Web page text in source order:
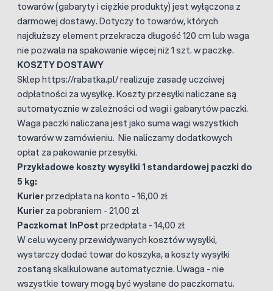
towarów (gabaryty i ciężkie produkty) jest wyłączona z
darmowej dostawy. Dotyczy to towarów, których
najdłuższy element przekracza długość 120 cm lub waga
nie pozwala na spakowanie więcej niż 1 szt. w paczkę.
KOSZTY DOSTAWY
Sklep https://rabatka.pl/ realizuje zasadę uczciwej
odpłatności za wysyłkę. Koszty przesyłki naliczane są
automatycznie w zależności od wagi i gabarytów paczki.
Waga paczki naliczana jest jako suma wagi wszystkich
towarów w zamówieniu. Nie naliczamy dodatkowych
opłat za pakowanie przesyłki.
Przykładowe koszty wysyłki 1 standardowej paczki do
5 kg:
Kurierprzedpłata na konto - 16,00 zł
Kurier za pobraniem - 21,00 zł
Paczkomat InPost przedpłata - 14,00 zł
W celu wyceny przewidywanych kosztów wysyłki,
wystarczy dodać towar do koszyka, a koszty wysyłki
zostaną skalkulowane automatycznie. Uwaga - nie
wszystkie towary mogą być wysłane do paczkomatu.